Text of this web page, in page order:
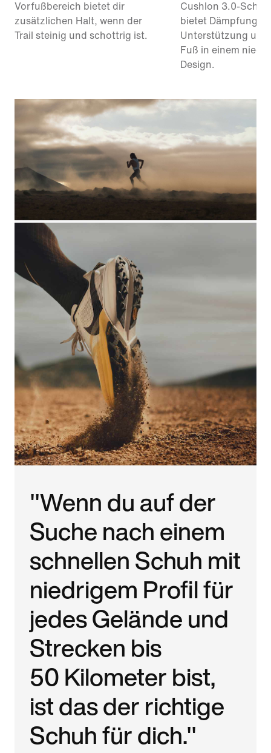
Vorfußbereich bietet dir
zusätzlichen Halt, wenn der
Trail steinig und schottrig ist.
Cushlon 3.0-
bietet Dämpfung
Unterstützung
Fuß in einem
Design.
"Wenn du auf der
Suche nach einem
schnellen Schuh mit
niedrigem Profil für
jedes Gelände und
Strecken bis
50 Kilometer bist,
ist das der richtige
Schuh für dich."